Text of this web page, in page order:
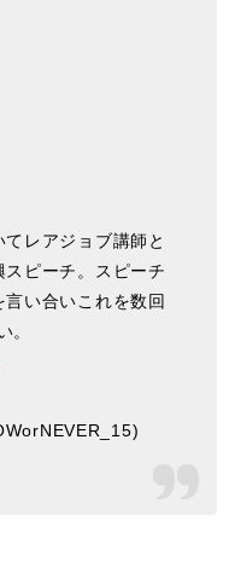
レアジョブ講師と
ピーチ。スピーチ
い合いこれを数回
。